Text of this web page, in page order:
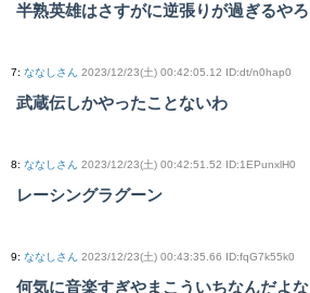
半熟英雄はさすがに逆張りが過ぎるやろ
7: ななしさん 2023/12/23(土) 00:42:05.12 ID:dt/n0hap0
武蔵伝しかやったことないわ
8: ななしさん 2023/12/23(土) 00:42:51.52 ID:1EPunxlH0
レーシングラグーン
9: ななしさん 2023/12/23(土) 00:43:35.66 ID:fqG7k55k0
何気に音楽すぎやまこういちなんだよな